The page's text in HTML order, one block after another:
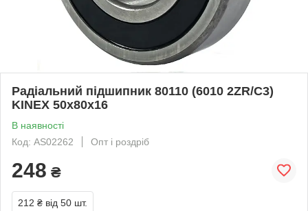
Радіальний підшипник 80110 (6010 2ZR/C3)
KINEX 50x80x16
В наявності
Код: AS02262
Опт і роздріб
248 ₴
212 ₴ від 50 шт.